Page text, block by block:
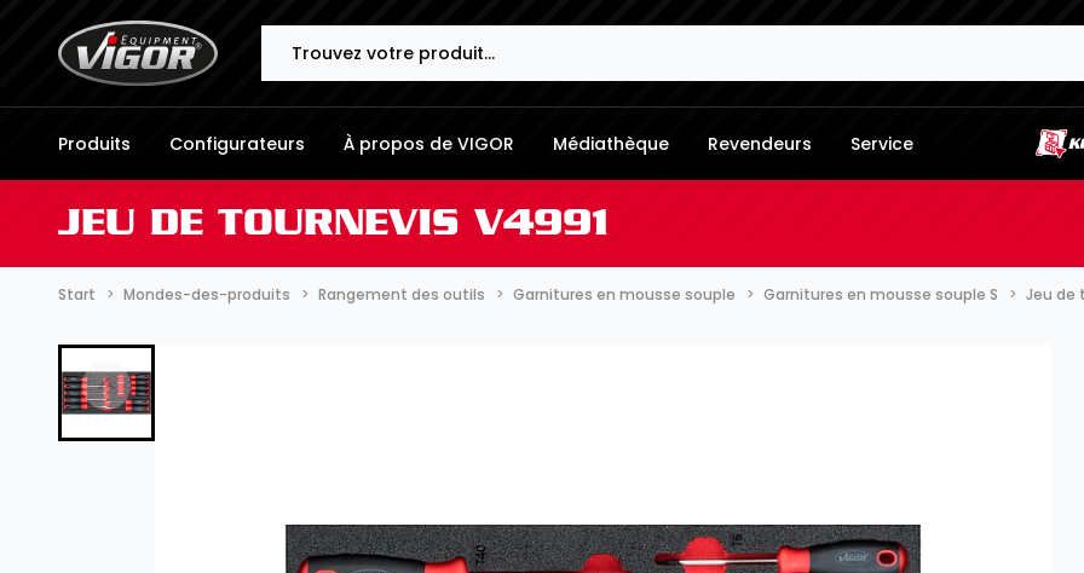
Produits Configurateurs À propos de VIGOR Médiathèque Revendeurs Service
JEU DE TOURNEVIS V4991
Start Mondes-des-produits Rangement des outils Garnitures en mousse souple Garnitures en mousse souple S Jeu de